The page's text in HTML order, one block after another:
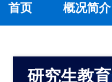
首页 概况简介
研究生教育